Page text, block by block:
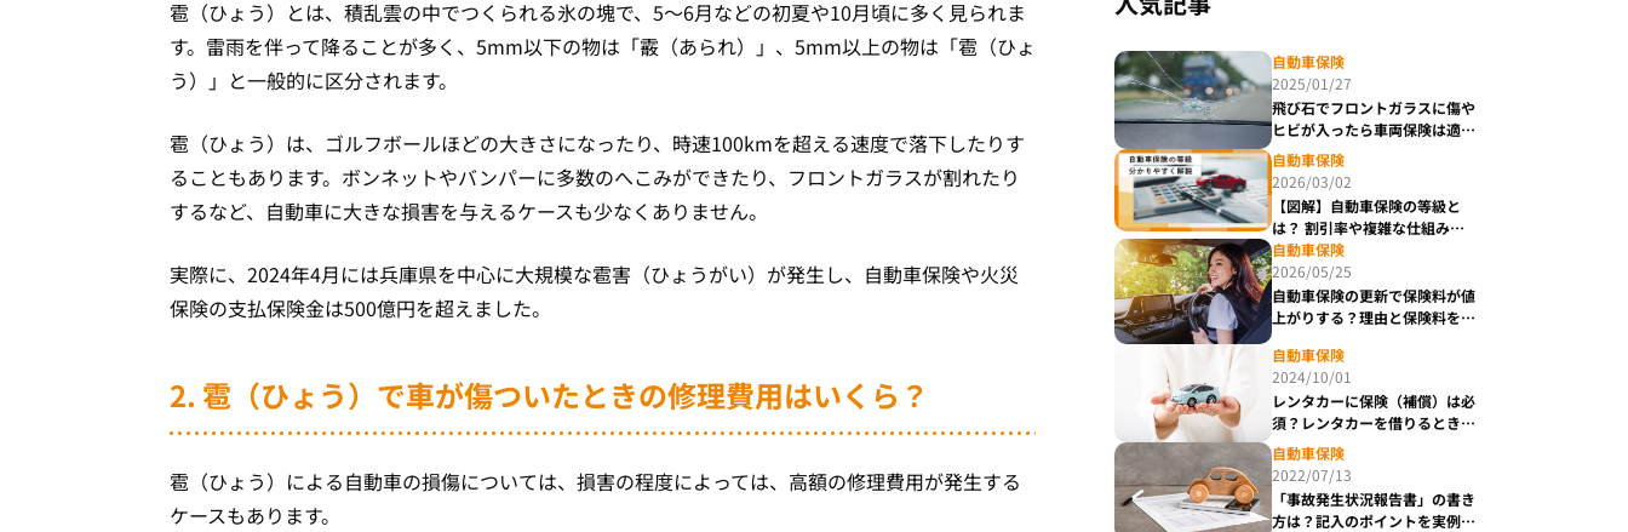
雹（ひょう）とは、積乱雲の中でつくられる氷の塊で、5〜6月などの初夏や10月頃に多く見られま
す。雷雨を伴って降ることが多く、5mm以下の物は「霰（あられ）」、5mm以上の物は「雹（ひょ
う）」と一般的に区分されます。
雹（ひょう）は、ゴルフボールほどの大きさになったり、時速100kmを超える速度で落下したりす
ることもあります。ボンネットやバンパーに多数のへこみができたり、フロントガラスが割れたり
するなど、自動車に大きな損害を与えるケースも少なくありません。
実際に、2024年4月には兵庫県を中心に大規模な雹害（ひょうがい）が発生し、自動車保険や火災
保険の支払保険金は500億円を超えました。
2. 雹（ひょう）で車が傷ついたときの修理費用はいくら？
雹（ひょう）による自動車の損傷については、損害の程度によっては、高額の修理費用が発生する
ケースもあります。
自動車保険
2025/01/27
飛び石でフロントガラスに傷や
ヒビが入ったら車両保険は適用
される？
自動車保険
2026/03/02
【図解】自動車保険の等級と
は？ 割引率や複雑な仕組みを
分かりやすく解説
自動車保険
2026/05/25
自動車保険の更新で保険料が値
上がりする？理由と保険料を抑
える方法をわかりやすく解説
自動車保険
2024/10/01
レンタカーに保険（補償）は必
須？レンタカーを借りるときの
自動車保険について
自動車保険
2022/07/13
「事故発生状況報告書」の書き
方は？記入のポイントを実例で